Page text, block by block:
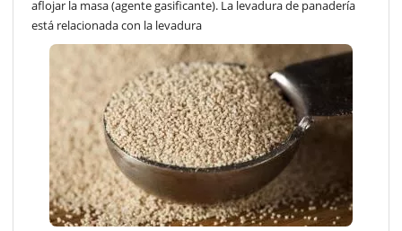
aflojar la masa (agente gasificante). La levadura de panadería
está relacionada con la levadura